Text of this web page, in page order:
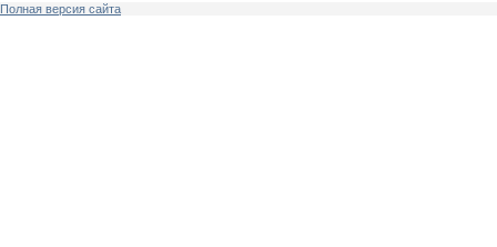
Полная версия сайта